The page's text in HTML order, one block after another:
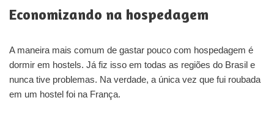
Economizando na hospedagem
A maneira mais comum de gastar pouco com hospedagem é
dormir em hostels. Já fiz isso em todas as regiões do Brasil e
nunca tive problemas. Na verdade, a única vez que fui roubada
em um hostel foi na França.